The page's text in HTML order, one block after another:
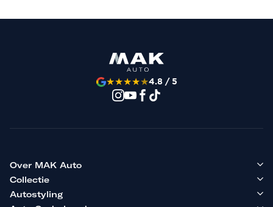
★★★★★4.8 / 5
Over MAK Auto
Collectie
Autostyling